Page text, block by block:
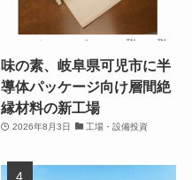
味の素、岐阜県可児市に半
導体パッケージ向け層間絶
縁材料の新工場
2026年8月3日 工場・設備投資